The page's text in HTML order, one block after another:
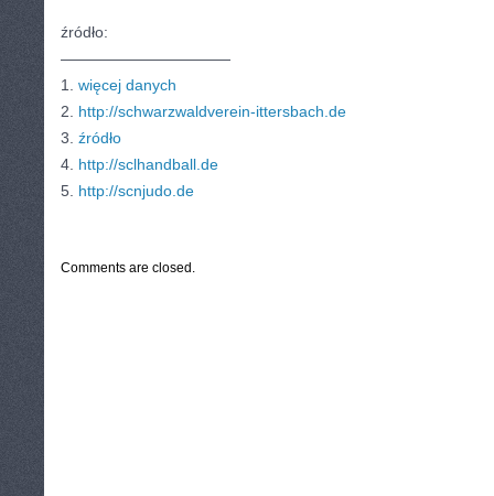
źródło:
———————————
1. więcej danych
2. http://schwarzwaldverein-ittersbach.de
3. źródło
4. http://sclhandball.de
5. http://scnjudo.de
Comments are closed.